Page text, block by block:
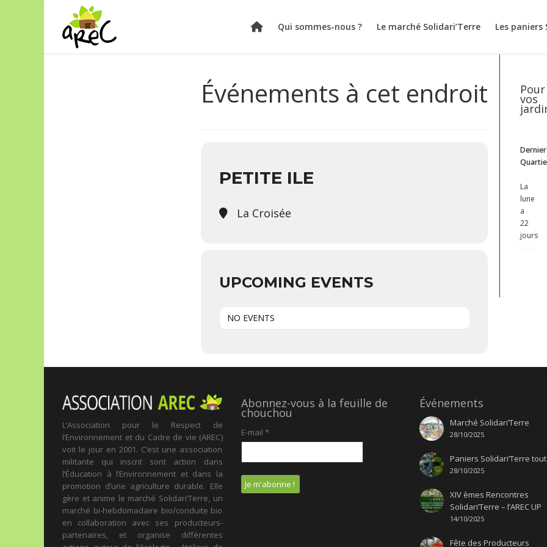
Qui sommes-nous ? Le marché Solidari’Terre Les paniers
Événements à cet endroit
PETITE ILE
La Croisée
UPCOMING EVENTS
NO EVENTS
Pour
vos
Dernier
La
lune
a
22
jours
L’Association pour le Respect de
l’Environnement et du Cadre de vie (AREC)
voit le jour en 2001. C’est une association
militante qui inscrit sont action dans
l’Éducation à l’Environnement et dans la
promotion d’une agriculture durable. Elle
gère et anime le marché Solidari’Terre, un
marché bi-hebdomadaire bio/conduite bio
en collaboration avec ses producteurs-
partenaires, et organise différentes
Abonnez-vous à la feuille de
chouchou
E-mail *
Événements
Marché Solidari’Terre
28/10/2025
Paniers Solidari’Terre
28/10/2025
XIV èmes Rencontres
Solidari’Terre – l’AREC UP
14/10/2025
Fête des Producteurs